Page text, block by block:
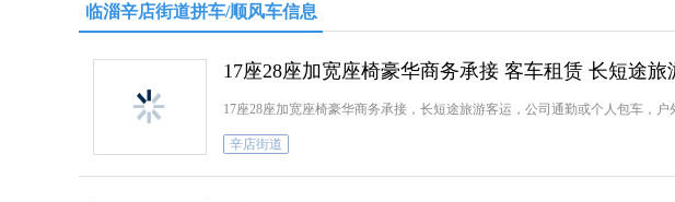
临淄辛店街道拼车/顺风车信息
17座28座加宽座椅豪华商务承接 客车租赁 长短途旅
17座28座加宽座椅豪华商务承接，长短途旅游客运，公司通勤或个人包车，
辛店街道